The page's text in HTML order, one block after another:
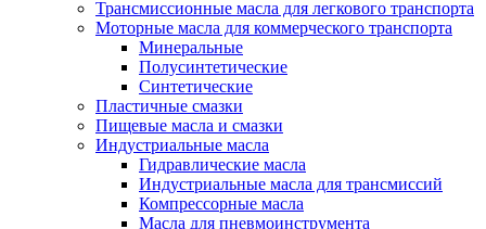
Трансмиссионные масла для легкового транспорта
Моторные масла для коммерческого транспорта
Минеральные
Полусинтетические
Синтетические
Пластичные смазки
Пищевые масла и смазки
Индустриальные масла
Гидравлические масла
Индустриальные масла для трансмиссий
Компрессорные масла
Масла для пневмоинструмента